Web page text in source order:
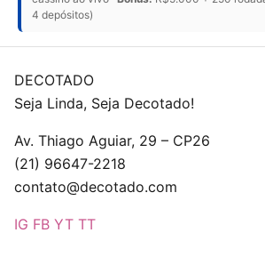
4 depósitos)
DECOTADO
Seja Linda, Seja Decotado!
Av. Thiago Aguiar, 29 – CP26
(21) 96647-2218
contato@decotado.com
IG FB YT TT